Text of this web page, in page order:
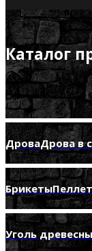
Каталог
ДроваДрова в
Брикеты
Уголь